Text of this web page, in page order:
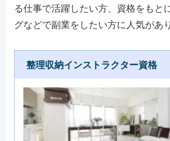
る仕事で活躍したい方、資格をもと
グなどで副業をしたい方に人気があ
整理収納インストラクター資格